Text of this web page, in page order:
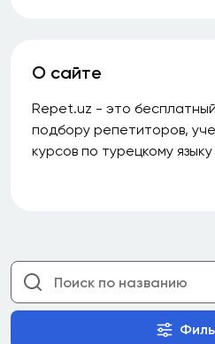
О сайте
Repet.uz - это
подбору репетиторов,
курсов по турецкому